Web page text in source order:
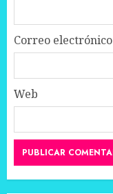
Correo electrónico
Web